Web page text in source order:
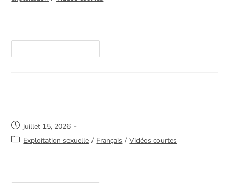
juillet 15, 2026
Exploitation sexuelle / Français / Vidéos courtes